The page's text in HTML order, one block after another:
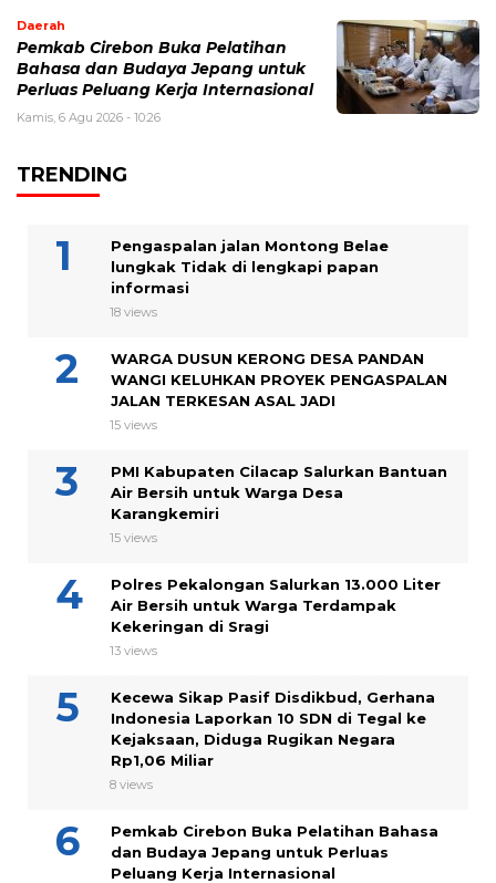
Daerah
Pemkab Cirebon Buka Pelatihan
Bahasa dan Budaya Jepang untuk
Perluas Peluang Kerja Internasional
Kamis, 6 Agu 2026 - 10:26
TRENDING
Pengaspalan jalan Montong Belae
lungkak Tidak di lengkapi papan
informasi
18 views
WARGA DUSUN KERONG DESA PANDAN
WANGI KELUHKAN PROYEK PENGASPALAN
JALAN TERKESAN ASAL JADI
15 views
PMI Kabupaten Cilacap Salurkan Bantuan
Air Bersih untuk Warga Desa
Karangkemiri
15 views
Polres Pekalongan Salurkan 13.000 Liter
Air Bersih untuk Warga Terdampak
Kekeringan di Sragi
13 views
Kecewa Sikap Pasif Disdikbud, Gerhana
Indonesia Laporkan 10 SDN di Tegal ke
Kejaksaan, Diduga Rugikan Negara
Rp1,06 Miliar
8 views
Pemkab Cirebon Buka Pelatihan Bahasa
dan Budaya Jepang untuk Perluas
Peluang Kerja Internasional